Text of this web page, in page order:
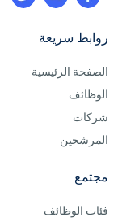
روابط سريعة
الصفحة الرئيسية
الوظائف
شركات
المرشحين
مجتمع
فئات الوظائف